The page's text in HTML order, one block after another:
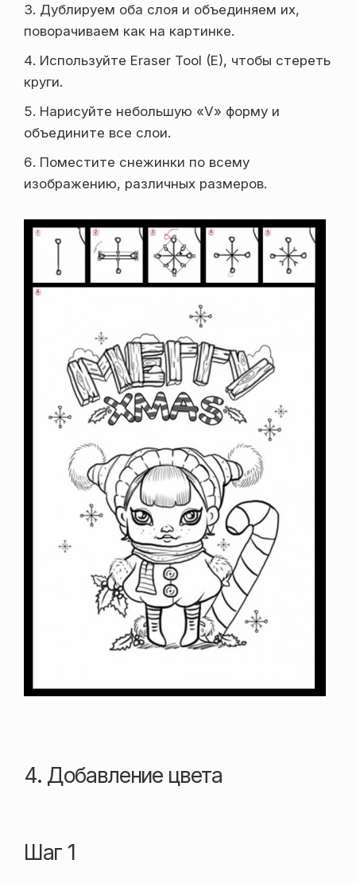
Дублируем оба слоя и объединяем их,
поворачиваем как на картинке.
Используйте Eraser Tool (E), чтобы стереть
круги.
Нарисуйте небольшую «V» форму и
объедините все слои.
Поместите снежинки по всему
изображению, различных размеров.
4. Добавление цвета
Шаг 1